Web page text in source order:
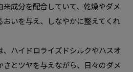
成分を配合していて、乾燥やダメ
おいを与え、しなやかに整えてくれ
ハイドロライズドシルクやハスオ
とツヤを与えながら、日々のダメ